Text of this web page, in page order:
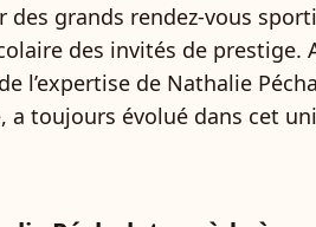
des grands rendez-vous
des invités de prestige.
l’expertise de Nathalie
a toujours évolué dans cet